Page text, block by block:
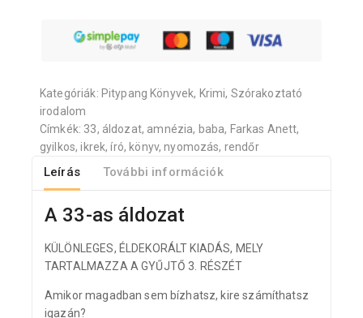
Kategóriák: Pitypang Könyvek, Krimi, Szórakoztató
irodalom
Címkék: 33, áldozat, amnézia, baba, Farkas Anett,
gyilkos,ikrek,író, könyv,nyomozás, rendőr
Leírás További információk
A 33-as áldozat
KÜLÖNLEGES, ÉLDEKORÁLT KIADÁS, MELY
TARTALMAZZA A GYŰJTŐ 3. RÉSZÉT
Amikor magadban sem bízhatsz, kire számíthatsz
igazán?